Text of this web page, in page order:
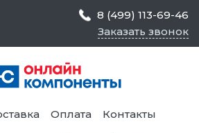
8 (499) 113-69-46
Заказать звонок
Оплата Контакты